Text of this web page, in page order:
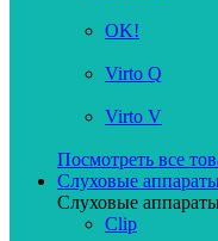
OK!
Virto Q
Virto V
Посмотреть все
Слуховые
Слуховые
Clip